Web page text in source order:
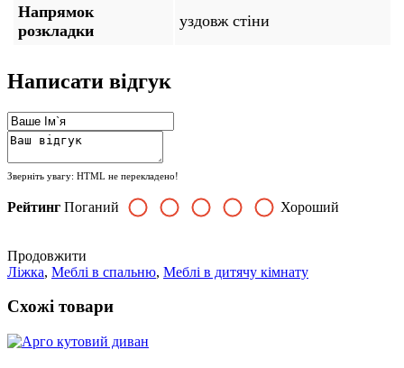
Напрямок
розкладки
уздовж стіни
Написати відгук
Зверніть увагу: HTML не перекладено!
Рейтинг Поганий Хороший
Продовжити
Ліжка, Меблі в спальню, Меблі в дитячу кімнату
Схожі товари